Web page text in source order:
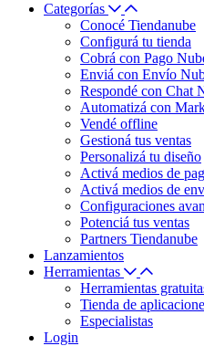
Categorías
Conocé Tiendanube
Configurá tu tienda
Cobrá con Pago
Enviá con Envío
Respondé con Chat
Automatizá con
Vendé offline
Gestioná tus ventas
Personalizá tu diseño
Activá medios de
Activá medios de
Configuraciones
Potenciá tus ventas
Partners Tiendanube
Lanzamientos
Herramientas
Herramientas
Tienda de
Especialistas
Login